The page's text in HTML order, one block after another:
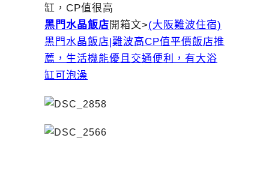
缸，CP值很高
黑門水晶飯店開箱文>(大阪難波住宿)
黑門水晶飯店|難波高CP值平價飯店推
薦，生活機能優且交通便利，有大浴
缸可泡澡